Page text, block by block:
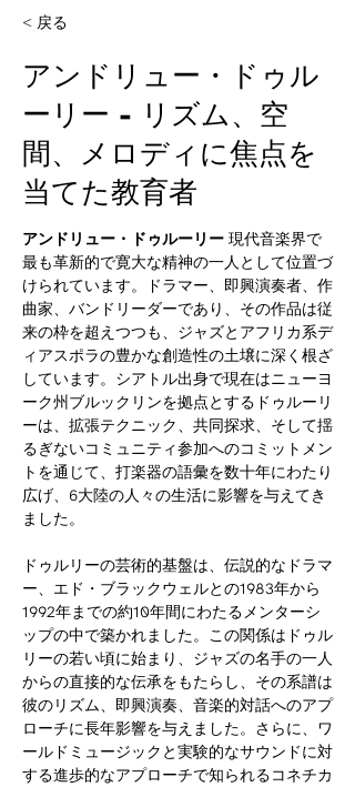
< 戻る
アンドリュー・ドゥル
ーリー - リズム、空
間、メロディに焦点を
当てた教育者
アンドリュー・ドゥルーリー 現代音楽界で
最も革新的で寛大な精神の一人として位置づ
けられています。ドラマー、即興演奏者、作
曲家、バンドリーダーであり、その作品は従
来の枠を超えつつも、ジャズとアフリカ系デ
ィアスポラの豊かな創造性の土壌に深く根ざ
しています。シアトル出身で現在はニューヨ
ーク州ブルックリンを拠点とするドゥルーリ
ーは、拡張テクニック、共同探求、そして揺
るぎないコミュニティ参加へのコミットメン
トを通じて、打楽器の語彙を数十年にわたり
広げ、6大陸の人々の生活に影響を与えてき
ました。
ドゥルリーの芸術的基盤は、伝説的なドラマ
ー、エド・ブラックウェルとの1983年から
1992年までの約10年間にわたるメンターシ
ップの中で築かれました。この関係はドゥル
リーの若い頃に始まり、ジャズの名手の一人
からの直接的な伝承をもたらし、その系譜は
彼のリズム、即興演奏、音楽的対話へのアプ
ローチに長年影響を与えました。さらに、ワ
ールドミュージックと実験的なサウンドに対
する進歩的なアプローチで知られるコネチカ